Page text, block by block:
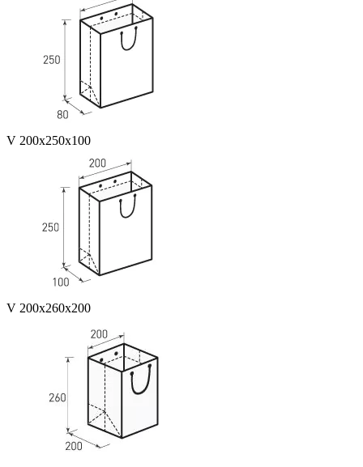
V 200x250x100
V 200x260x200